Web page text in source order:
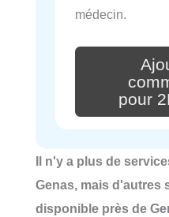
médecin.
pour
Il n'y a plus de
Genas, mais d'autres
disponible près de